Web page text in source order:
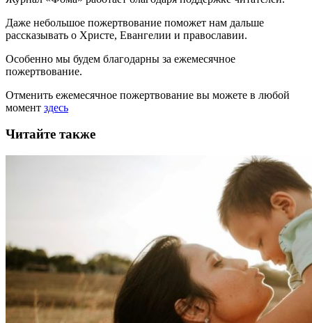
Даже небольшое пожертвование поможет нам дальше
рассказывать о Христе, Евангелии и православии.
Особенно мы будем благодарны за ежемесячное
пожертвование.
Отменить ежемесячное пожертвование вы можете в любой
момент здесь
Читайте также